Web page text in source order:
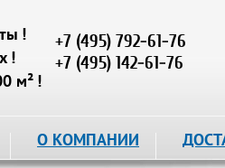
!
!
м² !
+7 (495) 792-61-76
+7 (495) 142-61-76
О КОМПАНИИ